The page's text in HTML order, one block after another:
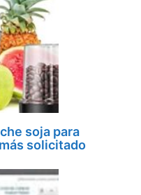
soja para
solicitado